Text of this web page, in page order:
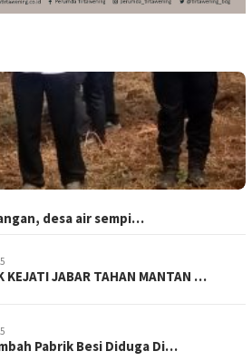
desa air sempi…
KEJATI JABAR TAHAN MANTAN …
Pabrik Besi Diduga Di…